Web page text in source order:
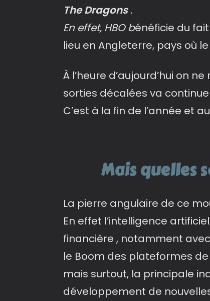
The Dragons.
En effet, HBO bénéficie du
lieu en Angleterre, pays où
À l’heure d’aujourd’hui on
sorties décalées va
C’est à la fin de l’année et
Mais quelles
La pierre angulaire de ce
En effet l’intelligence
financière , notamment
le Boom des plateformes
mais surtout, la principale
développement de